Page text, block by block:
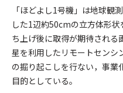
「ほどよし1号機」は地球観
した1辺約50cmの立方体形
ち上げ後に取得が期待される
星を利用したリモートセンシ
の掘り起こしを行ない，事業
目的としている。